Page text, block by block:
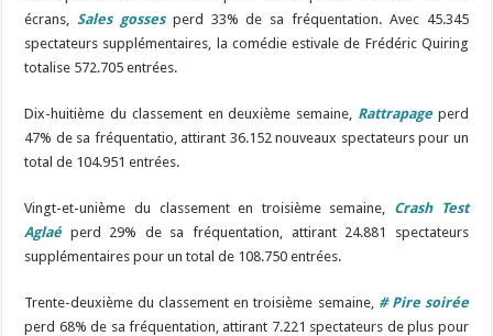
écrans, Sales gossesperd 33% de sa fréquentation. Avec 45.345
spectateurs supplémentaires, la comédie estivale de Frédéric Quiring
totalise 572.705 entrées.
Dix-huitième du classement en deuxième semaine, Rattrapageperd
47% de sa fréquentatio, attirant 36.152 nouveaux spectateurs pour un
total de 104.951 entrées.
Vingt-et-unième du classement en troisième semaine, Crash Test
Aglaéperd 29% de sa fréquentation, attirant 24.881 spectateurs
supplémentaires pour un total de 108.750 entrées.
Trente-deuxième du classement en troisième semaine, # Pire soirée
perd 68% de sa fréquentation, attirant 7.221 spectateurs de plus pour